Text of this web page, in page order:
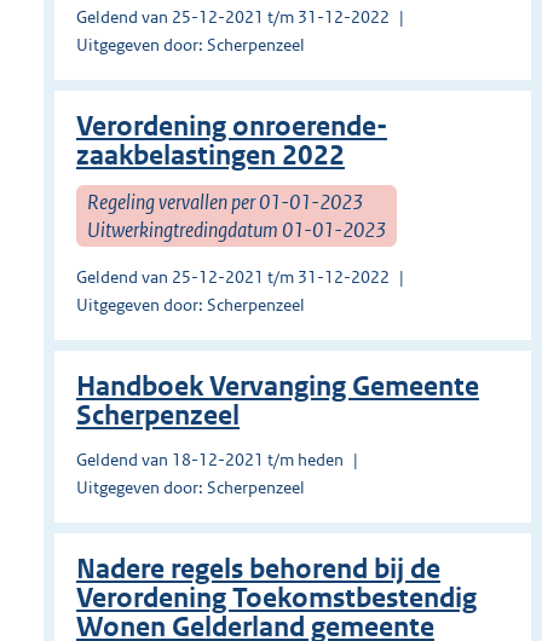
Geldend van 25-12-2021 t/m 31-12-2022
Uitgegeven door: Scherpenzeel
Verordening onroerende-
zaakbelastingen 2022
Regeling vervallen per 01-01-2023
Uitwerkingtredingdatum 01-01-2023
Geldend van 25-12-2021 t/m 31-12-2022
Uitgegeven door: Scherpenzeel
Handboek Vervanging Gemeente
Scherpenzeel
Geldend van 18-12-2021 t/m heden
Uitgegeven door: Scherpenzeel
Nadere regels behorend bij de
Verordening Toekomstbestendig
Wonen Gelderland gemeente